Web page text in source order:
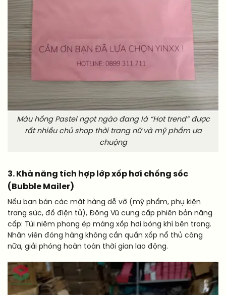
Màu hồng Pastel ngọt ngào đang là “Hot trend” được
rất nhiều chủ shop thời trang nữ và mỹ phẩm ưa
chuộng
3. Khả năng tích hợp lớp xốp hơi chống sốc
(Bubble Mailer)
Nếu bạn bán các mặt hàng dễ vỡ (mỹ phẩm, phụ kiện
trang sức, đồ điện tử), Đông Vũ cung cấp phiên bản nâng
cấp: Túi niêm phong ép màng xốp hơi bóng khí bên trong.
Nhân viên đóng hàng không cần quấn xốp nổ thủ công
nữa, giải phóng hoàn toàn thời gian lao động.